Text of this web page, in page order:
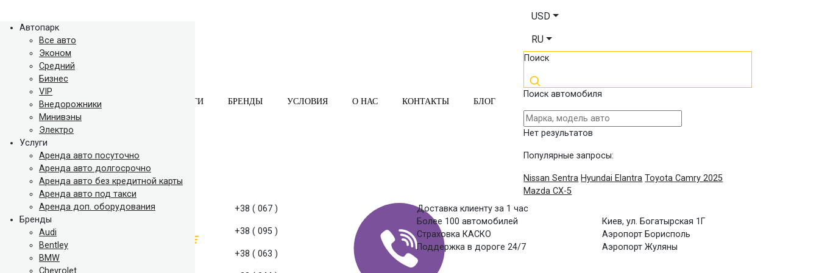
АВТОПАРК УСЛУГИ БРЕНДЫ УСЛОВИЯ О НАС КОНТАКТЫ БЛОГ
Автопарк
Все авто
Эконом
Средний
Бизнес
VIP
Внедорожники
Минивэны
Электро
Услуги
Аренда авто посуточно
Аренда авто долгосрочно
Аренда авто без кредитной карты
Аренда авто под такси
Аренда доп. оборудования
Бренды
Audi
Bentley
BMW
Chevrolet
USD
RU
Поиск
Поиск автомобиля
Нет результатов
Популярные запросы:
Nissan Sentra Hyundai Elantra Toyota Camry 2025
Mazda CX-5
+38 ( 067 )
+38 ( 095 )
+38 ( 063 )
Доставка клиенту за 1 час
Более 100 автомобилей
Страховка КАСКО
Поддержка в дороге 24/7
Киев, ул. Богатырская 1Г
Аэропорт Борисполь
Аэропорт Жуляны